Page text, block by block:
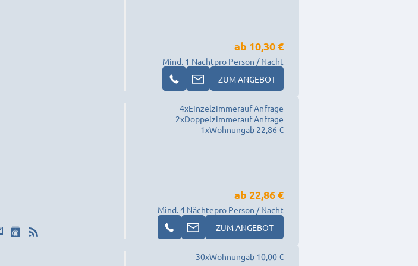
Mind. 1 Nacht
ab 10,30 €
pro Person / Nacht
ZUM ANGEBOT
4xEinzelzimmerauf Anfrage
2xDoppelzimmerauf Anfrage
1xWohnungab 22,86 €
Mind. 4 Nächte
ab 22,86 €
pro Person / Nacht
ZUM ANGEBOT
30xWohnungab 10,00 €